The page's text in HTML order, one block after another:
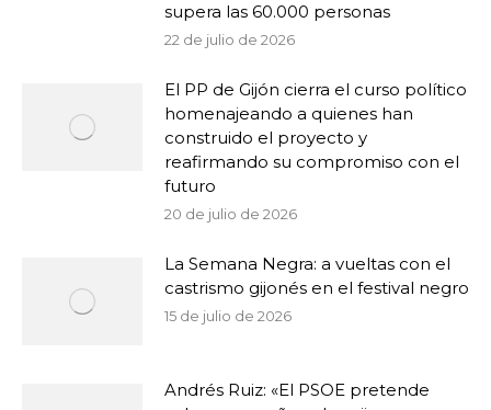
supera las 60.000 personas
22 de julio de 2026
El PP de Gijón cierra el curso político
homenajeando a quienes han
construido el proyecto y
reafirmando su compromiso con el
futuro
20 de julio de 2026
La Semana Negra: a vueltas con el
castrismo gijonés en el festival negro
15 de julio de 2026
Andrés Ruiz: «El PSOE pretende